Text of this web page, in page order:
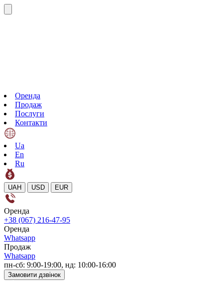
Оренда
Продаж
Послуги
Контакти
Ua
En
Ru
UAH USD EUR
Оренда
+38 (067) 216-47-95
Оренда
Whatsapp
Продаж
Whatsapp
пн-сб: 9:00-19:00, нд: 10:00-16:00
Замовити дзвінок